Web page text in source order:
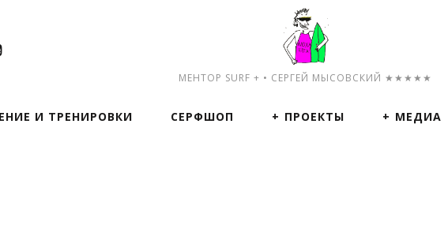
МЕНТОР SURF + • СЕРГЕЙ МЫСОВСКИЙ ★★★★★
И ТРЕНИРОВКИ СЕРФШОП ПРОЕКТЫ МЕДИА